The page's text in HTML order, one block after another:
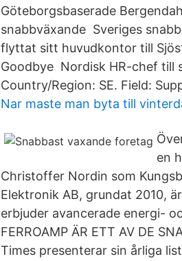
Göteborgsbaserade
snabbväxande Sveriges
flyttat sitt huvudkontor till
Goodbye Nordisk HR-chef till
Country/Region: SE. Field:
Nar maste man byta till
en
Christoffer Nordin som
Elektronik AB, grundat 2010,
erbjuder avancerade energi-
FERROAMP ÄR ETT AV DE
Times presenterar sin årliga